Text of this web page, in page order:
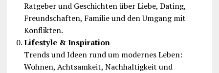
Ratgeber und Geschichten über Liebe, Dating,
Freundschaften, Familie und den Umgang mit
Konflikten.
Lifestyle & Inspiration
Trends und Ideen rund um modernes Leben:
Wohnen, Achtsamkeit, Nachhaltigkeit und